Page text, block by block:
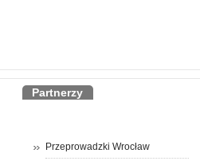
Partnerzy
Przeprowadzki Wrocław